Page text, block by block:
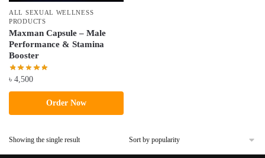
ALL SEXUAL WELLNESS
PRODUCTS
Maxman Capsule – Male
Performance & Stamina
Booster
৳ 4,500
Order Now
Showing the single result